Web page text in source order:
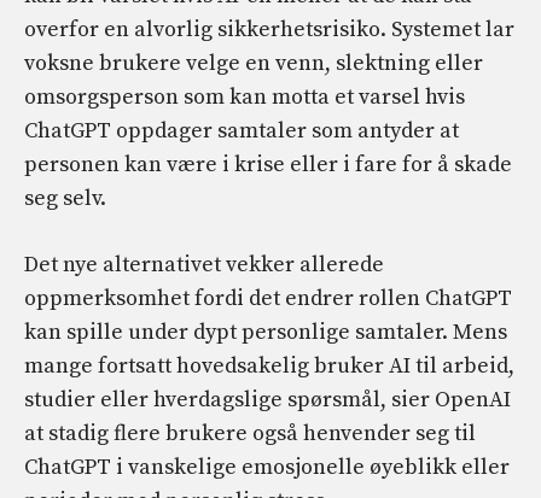
overfor en alvorlig sikkerhetsrisiko. Systemet lar
voksne brukere velge en venn, slektning eller
omsorgsperson som kan motta et varsel hvis
ChatGPT oppdager samtaler som antyder at
personen kan være i krise eller i fare for å skade
seg selv.
Det nye alternativet vekker allerede
oppmerksomhet fordi det endrer rollen ChatGPT
kan spille under dypt personlige samtaler. Mens
mange fortsatt hovedsakelig bruker AI til arbeid,
studier eller hverdagslige spørsmål, sier OpenAI
at stadig flere brukere også henvender seg til
ChatGPT i vanskelige emosjonelle øyeblikk eller